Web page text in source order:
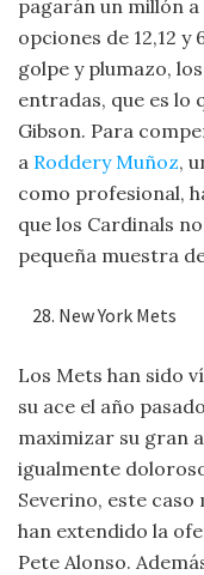
pagarán un millón
opciones de 12,12
golpe y plumazo,
entradas, que es lo
Gibson. Para
a Roddery Muñoz,
como profesional,
que los Cardinals
pequeña muestra
New York Mets
Los Mets han sido
su ace el año
maximizar su gran
igualmente
Severino, este
han extendido la
Pete Alonso.